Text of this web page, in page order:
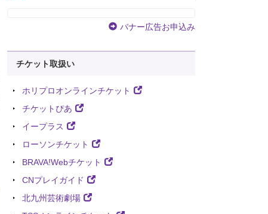
バナー広告お申込み
チケット取扱い
ホリプロオンラインチケット
チケットぴあ
イープラス
ローソンチケット
BRAVA!Webチケット
CNプレイガイド
北九州芸術劇場